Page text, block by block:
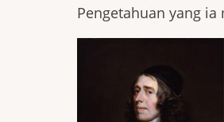
Pengetahuan yang